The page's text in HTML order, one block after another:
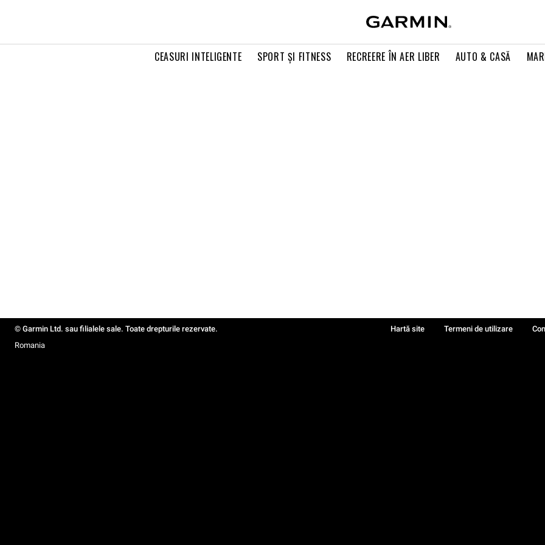
CEASURI INTELIGENTE SPORT ŞI FITNESS RECREERE ÎN AER LIBER AUTO & CASĂ
© Garmin Ltd. sau filialele sale. Toate drepturile rezervate. Hartă site Termeni de utilizare
Romania